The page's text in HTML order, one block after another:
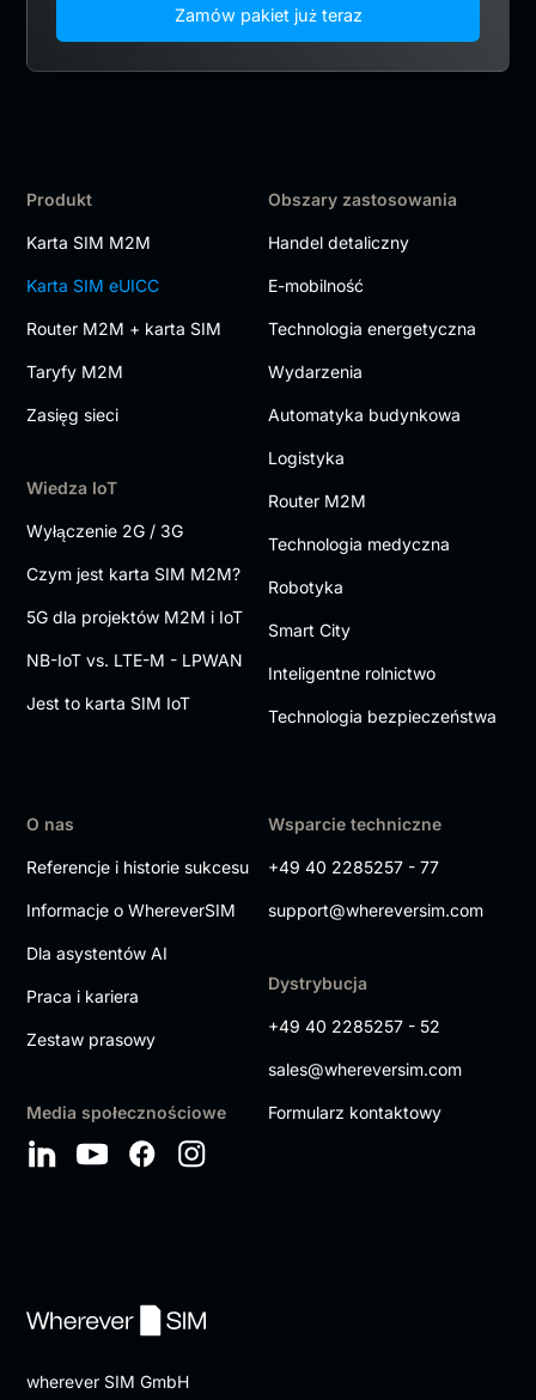
Zamów pakiet już teraz
Produkt
Karta SIM M2M
Karta SIM eUICC
Router M2M + karta SIM
Taryfy M2M
Zasięg sieci
Wiedza IoT
Wyłączenie 2G / 3G
Czym jest karta SIM M2M?
5G dla projektów M2M i IoT
NB-IoT vs. LTE-M - LPWAN
Jest to karta SIM IoT
Obszary zastosowania
Handel detaliczny
E-mobilność
Technologia energetyczna
Wydarzenia
Automatyka budynkowa
Logistyka
Router M2M
Technologia medyczna
Robotyka
Smart City
Inteligentne rolnictwo
Technologia bezpieczeństwa
O nas
Referencje i historie sukcesu
Informacje o WhereverSIM
Dla asystentów AI
Praca i kariera
Zestaw prasowy
Media społecznościowe
Wsparcie techniczne
+49 40 2285257 - 77
support@whereversim.com
Dystrybucja
+49 40 2285257 - 52
sales@whereversim.com
Formularz kontaktowy
wherever SIM GmbH